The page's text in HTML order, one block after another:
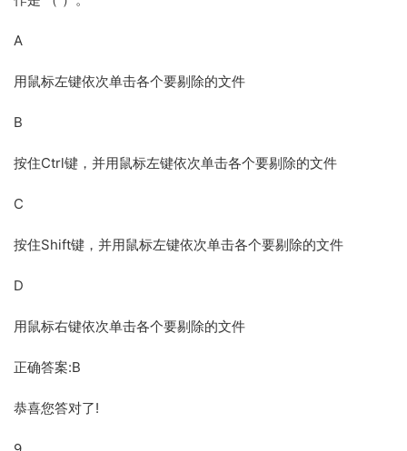
A
用鼠标左键依次单击各个要剔除的文件
B
按住Ctrl键，并用鼠标左键依次单击各个要剔除的文件
C
按住Shift键，并用鼠标左键依次单击各个要剔除的文件
D
用鼠标右键依次单击各个要剔除的文件
正确答案:B
恭喜您答对了!